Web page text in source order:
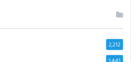
2,212